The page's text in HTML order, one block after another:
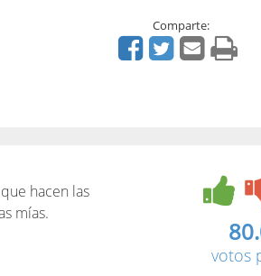
Comparte:
hacen las
mías.
votos